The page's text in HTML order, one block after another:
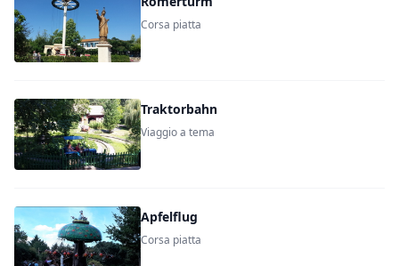
Corsa piatta
Traktorbahn
Viaggio a tema
Apfelflug
Corsa piatta